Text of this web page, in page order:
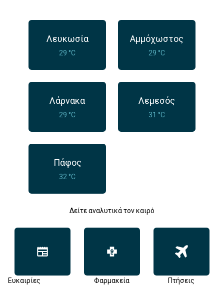
Λευκωσία
29 °C
Αμμόχωστος
29 °C
Λάρνακα
29 °C
Λεμεσός
31 °C
Πάφος
32 °C
Δείτε αναλυτικά τον καιρό
Ευκαιρίες
Φαρμακεία Πτήσεις